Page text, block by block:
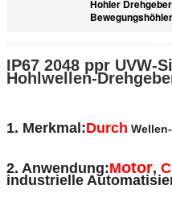
Hohler
IP67 2048 ppr UVW-
Hohlwellen-
1. Merkmal:Durch
2. Anwendung:Motor,
industrielle